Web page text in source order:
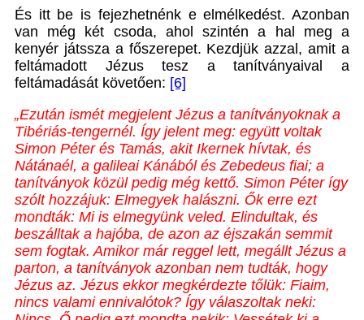
És itt be is fejezhetnénk e elmélkedést. Azonban
van még két csoda, ahol szintén a hal meg a
kenyér játssza a főszerepet. Kezdjük azzal, amit a
feltámadott Jézus tesz a tanítványaival a
feltámadását követően: [6]
„Ezután ismét megjelent Jézus a tanítványoknak a
Tibériás-tengernél. Így jelent meg: együtt voltak
Simon Péter és Tamás, akit Ikernek hívtak, és
Nátánaél, a galileai Kánából és Zebedeus fiai; a
tanítványok közül pedig még kettő. Simon Péter így
szólt hozzájuk: Elmegyek halászni. Ők erre ezt
mondták: Mi is elmegyünk veled. Elindultak, és
beszálltak a hajóba, de azon az éjszakán semmit
sem fogtak. Amikor már reggel lett, megállt Jézus a
parton, a tanítványok azonban nem tudták, hogy
Jézus az. Jézus ekkor megkérdezte tőlük: Fiaim,
nincs valami ennivalótok? Így válaszoltak neki: